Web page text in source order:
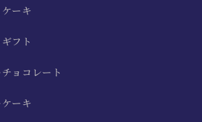
ーキ
フト
ョコレート
ーキ